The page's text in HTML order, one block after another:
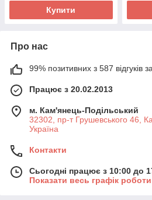
Купити
Про нас
99% позитивних з 587 відгуків
Працює з 20.02.2013
м. Кам'янець-Подільський
32302, пр-т Грушевського 46,
Україна
Контакти
Сьогодні працює з 10:00 до
Показати весь графік роботи